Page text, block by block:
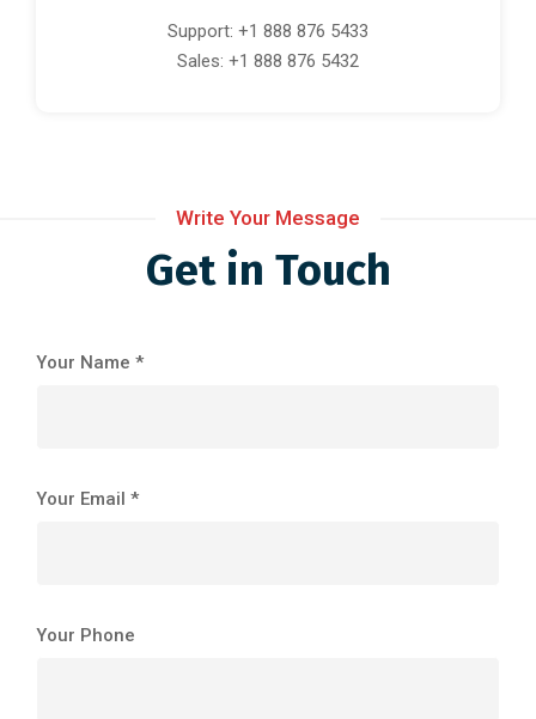
Support: +1 888 876 5433
Sales: +1 888 876 5432
Write Your Message
Get in Touch
Your Name *
Your Email *
Your Phone